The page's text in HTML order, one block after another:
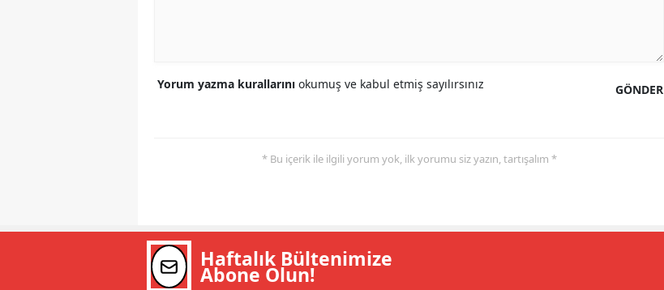
GÖNDER
Yorum yazma kurallarını okumuş ve kabul etmiş sayılırsınız
* Bu içerik ile ilgili yorum yok, ilk yorumu siz yazın, tartışalım *
Haftalık Bültenimize
Abone Olun!